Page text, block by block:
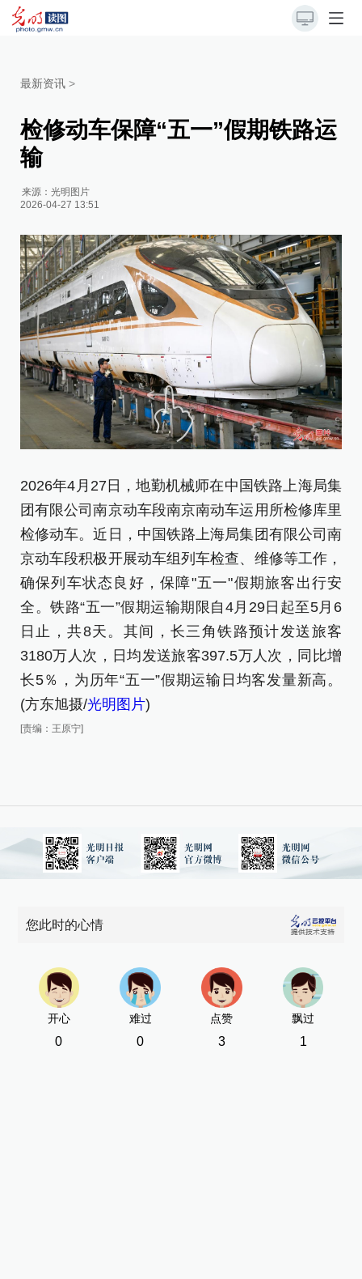
最新资讯 >
检修动车保障“五一”假期铁路运
输
来源：光明图片
2026-04-27 13:51
2026年4月27日，地勤机械师在中国铁路上海局集
团有限公司南京动车段南京南动车运用所检修库里
检修动车。近日，中国铁路上海局集团有限公司南
京动车段积极开展动车组列车检查、维修等工作，
确保列车状态良好，保障"五一"假期旅客出行安
全。铁路“五一”假期运输期限自4月29日起至5月6
日止，共8天。其间，长三角铁路预计发送旅客
3180万人次，日均发送旅客397.5万人次，同比增
长5％，为历年“五一”假期运输日均客发量新高。
(方东旭摄/光明图片)
[责编：王原宁]
您此时的心情
开心
0
难过
0
点赞
3
飘过
1